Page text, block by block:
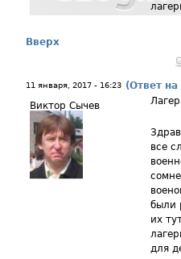
Вверх
11 января, 2017 - 16:23 (Ответ
Виктор Сычев
все
были
их
для